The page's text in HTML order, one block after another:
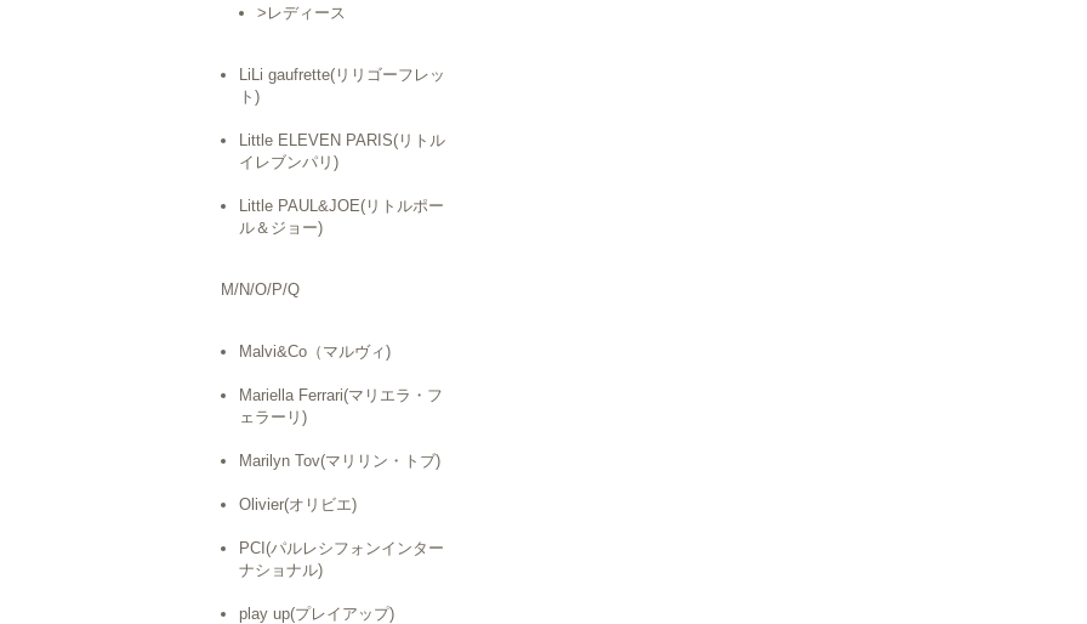
>レディース
LiLi gaufrette(リリゴーフレッ
ト)
Little ELEVEN PARIS(リトル
イレブンパリ)
Little PAUL&JOE(リトルポー
ル＆ジョー)
M/N/O/P/Q
Malvi&Co（マルヴィ)
Mariella Ferrari(マリエラ・フ
ェラーリ)
Marilyn Tov(マリリン・トブ)
Olivier(オリビエ)
PCI(パルレシフォンインター
ナショナル)
play up(プレイアップ)